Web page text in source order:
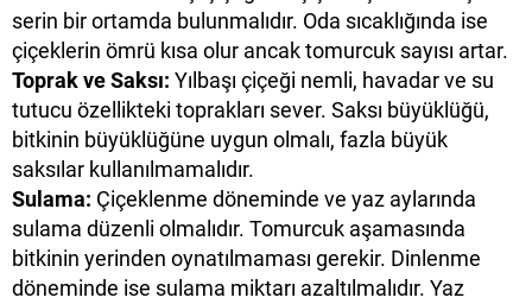
serin bir ortamda bulunmalıdır. Oda sıcaklığında ise
çiçeklerin ömrü kısa olur ancak tomurcuk sayısı artar.
Toprak ve Saksı: Yılbaşı çiçeği nemli, havadar ve su
tutucu özellikteki toprakları sever. Saksı büyüklüğü,
bitkinin büyüklüğüne uygun olmalı, fazla büyük
saksılar kullanılmamalıdır.
Sulama: Çiçeklenme döneminde ve yaz aylarında
sulama düzenli olmalıdır. Tomurcuk aşamasında
bitkinin yerinden oynatılmaması gerekir. Dinlenme
döneminde ise sulama miktarı azaltılmalıdır. Yaz